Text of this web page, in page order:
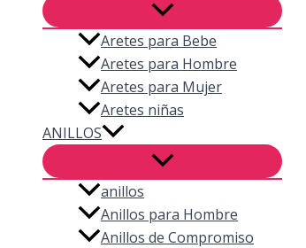
Aretes para Bebe
Aretes para Hombre
Aretes para Mujer
Aretes niñas
ANILLOS
anillos
Anillos para Hombre
Anillos de Compromiso